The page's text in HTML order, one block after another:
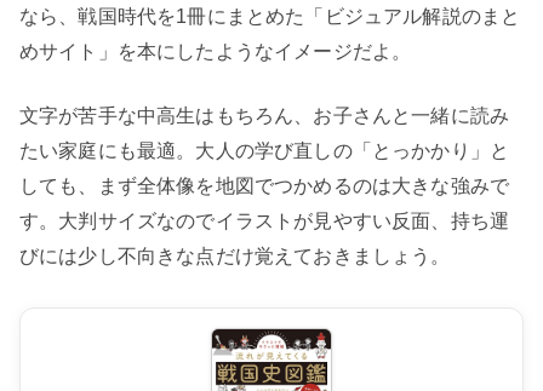
なら、戦国時代を1冊にまとめた「ビジュアル解説のまと
めサイト」を本にしたようなイメージだよ。
文字が苦手な中高生はもちろん、お子さんと一緒に読み
たい家庭にも最適。大人の学び直しの「とっかかり」と
しても、まず全体像を地図でつかめるのは大きな強みで
す。大判サイズなのでイラストが見やすい反面、持ち運
びには少し不向きな点だけ覚えておきましょう。